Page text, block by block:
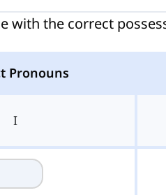
with the correct
Pronouns
I